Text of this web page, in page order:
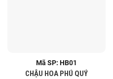
Mã SP: HB01
CHẬU HOA PHÚ QUÝ